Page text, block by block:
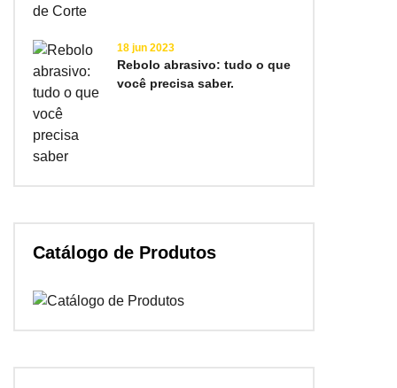
18 jun 2023
Rebolo abrasivo: tudo o que
você precisa saber.
Catálogo de Produtos